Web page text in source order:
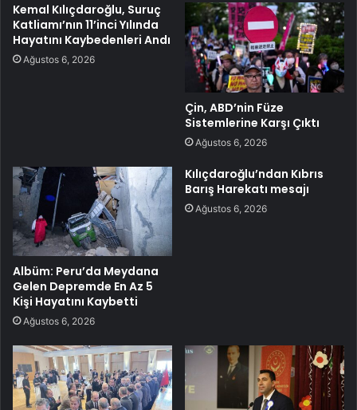
Kemal Kılıçdaroğlu, Suruç
Katliamı’nın 11’inci Yılında
Hayatını Kaybedenleri Andı
Ağustos 6, 2026
Çin, ABD’nin Füze
Sistemlerine Karşı Çıktı
Ağustos 6, 2026
Albüm: Peru’da Meydana
Gelen Depremde En Az 5
Kişi Hayatını Kaybetti
Ağustos 6, 2026
Kılıçdaroğlu’ndan Kıbrıs
Barış Harekatı mesajı
Ağustos 6, 2026